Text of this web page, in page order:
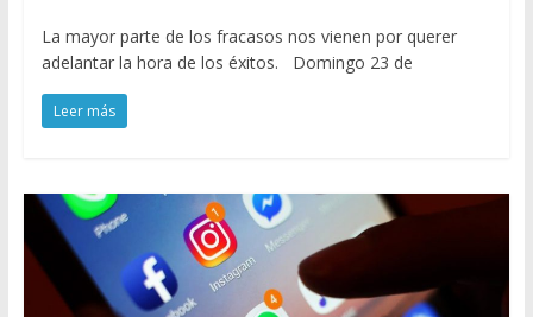
La mayor parte de los fracasos nos vienen por querer
adelantar la hora de los éxitos. Domingo 23 de
Leer más